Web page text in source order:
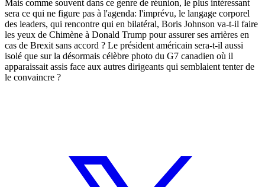
Mais comme souvent dans ce genre de réunion, le plus intéressant
sera ce qui ne figure pas à l'agenda: l'imprévu, le langage corporel
des leaders, qui rencontre qui en bilatéral, Boris Johnson va-t-il faire
les yeux de Chimène à Donald Trump pour assurer ses arrières en
cas de Brexit sans accord ? Le président américain sera-t-il aussi
isolé que sur la désormais célèbre photo du G7 canadien où il
apparaissait assis face aux autres dirigeants qui semblaient tenter de
le convaincre ?